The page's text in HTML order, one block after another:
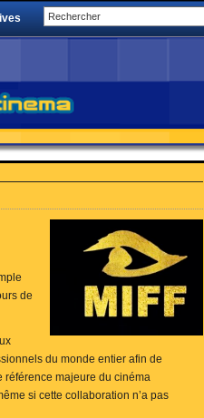
de
du monde entier afin de
référence majeure du cinéma
si cette collaboration n’a pas